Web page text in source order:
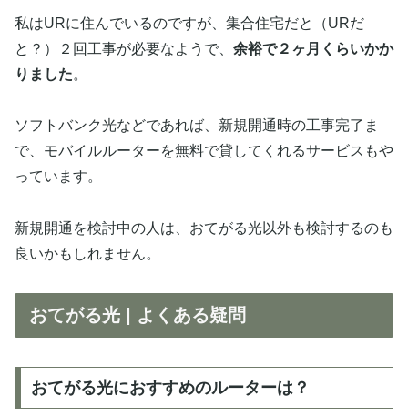
私はURに住んでいるのですが、集合住宅だと（URだ
と？）２回工事が必要なようで、 余裕で２ヶ月くらいかか
りました。
ソフトバンク光などであれば、新規開通時の工事完了ま
で、モバイルルーターを無料で貸してくれるサービスもや
っています。
新規開通を検討中の人は、おてがる光以外も検討するのも
良いかもしれません。
おてがる光 | よくある疑問
おてがる光におすすめのルーターは？